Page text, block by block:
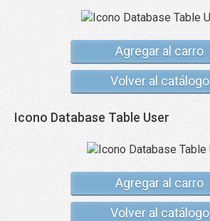
Agregar al carro
Volver al catálogo
Icono Database Table User
Agregar al carro
Volver al catálogo